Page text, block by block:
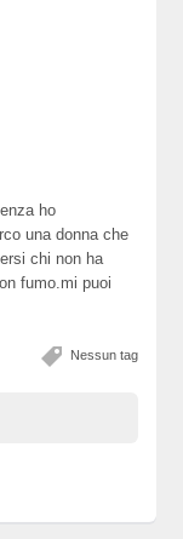
ho
una donna che
chi non ha
fumo.mi puoi
Nessun tag